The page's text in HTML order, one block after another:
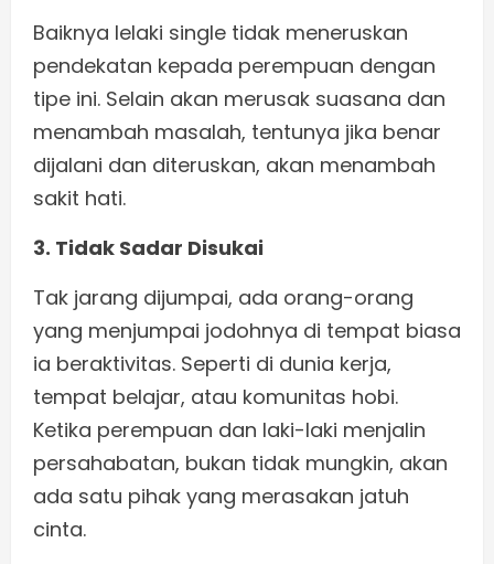
Baiknya lelaki single tidak meneruskan
pendekatan kepada perempuan dengan
tipe ini. Selain akan merusak suasana dan
menambah masalah, tentunya jika benar
dijalani dan diteruskan, akan menambah
sakit hati.
3. Tidak Sadar Disukai
Tak jarang dijumpai, ada orang-orang
yang menjumpai jodohnya di tempat biasa
ia beraktivitas. Seperti di dunia kerja,
tempat belajar, atau komunitas hobi.
Ketika perempuan dan laki-laki menjalin
persahabatan, bukan tidak mungkin, akan
ada satu pihak yang merasakan jatuh
cinta.